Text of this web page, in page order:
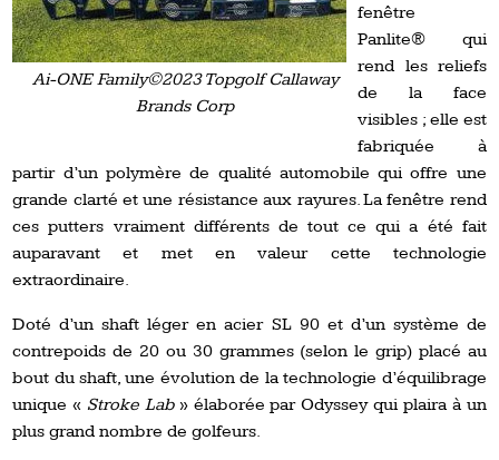
Ai-ONE Family©2023 Topgolf Callaway
Brands Corp
fenêtre
Panlite® qui
rend les reliefs
de la face
visibles ; elle est
fabriquée à
partir d’un polymère de qualité automobile qui offre une
grande clarté et une résistance aux rayures. La fenêtre rend
ces putters vraiment différents de tout ce qui a été fait
auparavant et met en valeur cette technologie
extraordinaire.
Doté d’un shaft léger en acier SL 90 et d’un système de
contrepoids de 20 ou 30 grammes (selon le grip) placé au
bout du shaft, une évolution de la technologie d’équilibrage
unique « Stroke Lab» élaborée par Odyssey qui plaira à un
plus grand nombre de golfeurs.